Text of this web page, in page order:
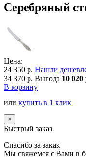
Серебряный
Цена:
24 350 р. Нашли
34 370 р. Выгода 10 020
В корзину
или купить в 1 клик
×
Быстрый заказ
Спасибо за заказ.
Мы свяжемся с Вами в